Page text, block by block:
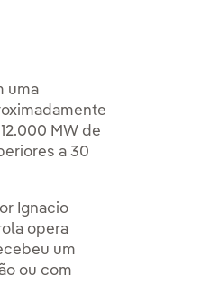
uma
MW de
a 30
Ignacio
opera
um
ou com